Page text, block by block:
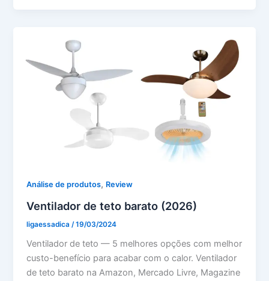
Análise de produtos, Review
Ventilador de teto barato (2026)
ligaessadica /19/03/2024
Ventilador de teto — 5 melhores opções com melhor
custo-benefício para acabar com o calor. Ventilador
de teto barato na Amazon, Mercado Livre, Magazine